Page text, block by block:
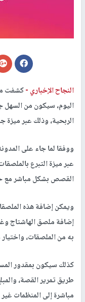
النجاح الإخباري -كشفت
اليوم، سيكون من السهل
الربحية، وذلك عبر ميزة
ووفقا لما جاء على
عبر ميزة التبرع
القصص بشكل مباشر مع
ويمكن إضافة هذه
إضافة ملصق الهاشتاج
به من الملصقات،
كذلك سيكون بمقدور
طريق تمرير القصة،
مباشرة إلى المنظمات غير